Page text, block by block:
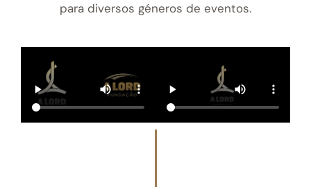
para diversos géneros de eventos.